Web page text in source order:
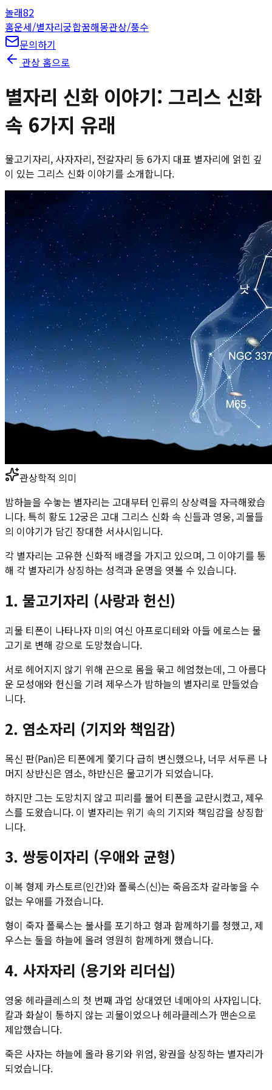
놀래82
홈운세/별자리궁합꿈해몽관상/풍수
문의하기
관상 홈으로
별자리 신화 이야기: 그리스 신화
속 6가지 유래
물고기자리, 사자자리, 전갈자리 등 6가지 대표 별자리에 얽힌 깊
이 있는 그리스 신화 이야기를 소개합니다.
관상학적 의미
밤하늘을 수놓는 별자리는 고대부터 인류의 상상력을 자극해왔습
니다. 특히 황도 12궁은 고대 그리스 신화 속 신들과 영웅, 괴물들
의 이야기가 담긴 장대한 서사시입니다.
각 별자리는 고유한 신화적 배경을 가지고 있으며, 그 이야기를 통
해 각 별자리가 상징하는 성격과 운명을 엿볼 수 있습니다.
1. 물고기자리 (사랑과 헌신)
괴물 티폰이 나타나자 미의 여신 아프로디테와 아들 에로스는 물
고기로 변해 강으로 도망쳤습니다.
서로 헤어지지 않기 위해 끈으로 몸을 묶고 헤엄쳤는데, 그 아름다
운 모성애와 헌신을 기려 제우스가 밤하늘의 별자리로 만들었습
니다.
2. 염소자리 (기지와 책임감)
목신 판(Pan)은 티폰에게 쫓기다 급히 변신했으나, 너무 서두른 나
머지 상반신은 염소, 하반신은 물고기가 되었습니다.
하지만 그는 도망치지 않고 피리를 불어 티폰을 교란시켰고, 제우
스를 도왔습니다. 이 별자리는 위기 속의 기지와 책임감을 상징합
니다.
3. 쌍둥이자리 (우애와 균형)
이복 형제 카스토르(인간)와 폴룩스(신)는 죽음조차 갈라놓을 수
없는 우애를 가졌습니다.
형이 죽자 폴룩스는 불사를 포기하고 형과 함께하기를 청했고, 제
우스는 둘을 하늘에 올려 영원히 함께하게 했습니다.
4. 사자자리 (용기와 리더십)
영웅 헤라클레스의 첫 번째 과업 상대였던 네메아의 사자입니다.
칼과 화살이 통하지 않는 괴물이었으나 헤라클레스가 맨손으로
제압했습니다.
죽은 사자는 하늘에 올라 용기와 위엄, 왕권을 상징하는 별자리가
되었습니다.